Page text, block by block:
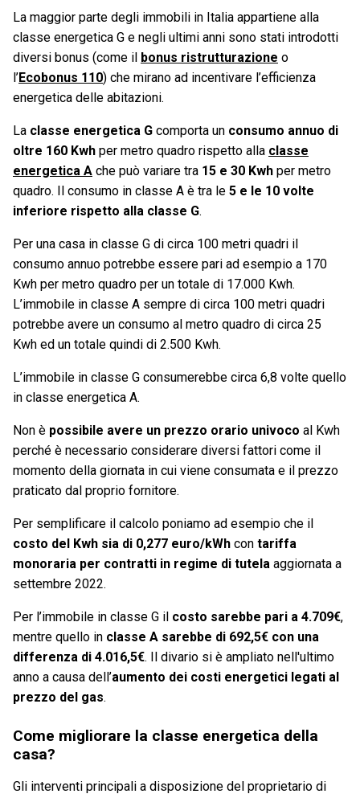
La maggior parte degli immobili in Italia appartiene alla
classe energetica G e negli ultimi anni sono stati introdotti
diversi bonus (come il bonus ristrutturazione o
l’Ecobonus 110) che mirano ad incentivare l’efficienza
energetica delle abitazioni.
La classe energetica G comporta un consumo annuo di
oltre 160 Kwh per metro quadro rispetto alla classe
energetica A che può variare tra 15 e 30 Kwh per metro
quadro. Il consumo in classe A è tra le 5 e le 10 volte
inferiore rispetto alla classe G.
Per una casa in classe G di circa 100 metri quadri il
consumo annuo potrebbe essere pari ad esempio a 170
Kwh per metro quadro per un totale di 17.000 Kwh.
L’immobile in classe A sempre di circa 100 metri quadri
potrebbe avere un consumo al metro quadro di circa 25
Kwh ed un totale quindi di 2.500 Kwh.
L’immobile in classe G consumerebbe circa 6,8 volte quello
in classe energetica A.
Non è possibile avere un prezzo orario univoco al Kwh
perché è necessario considerare diversi fattori come il
momento della giornata in cui viene consumata e il prezzo
praticato dal proprio fornitore.
Per semplificare il calcolo poniamo ad esempio che il
costo del Kwh sia di 0,277 euro/kWh con tariffa
monoraria per contratti in regime di tutela aggiornata a
settembre 2022.
Per l’immobile in classe G il costo sarebbe pari a 4.709‬€,
mentre quello in classe A sarebbe di 692,5€ con una
differenza di 4.016,5€. Il divario si è ampliato nell'ultimo
anno a causa dell’aumento dei costi energetici legati al
prezzo del gas.
Come migliorare la classe energetica della
casa?
Gli interventi principali a disposizione del proprietario di